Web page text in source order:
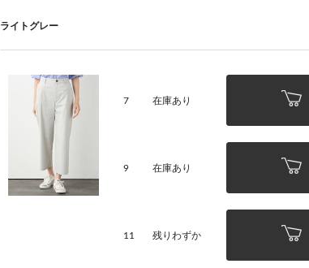
ライトグレー
7 在庫あり
9 在庫あり
11 残りわずか